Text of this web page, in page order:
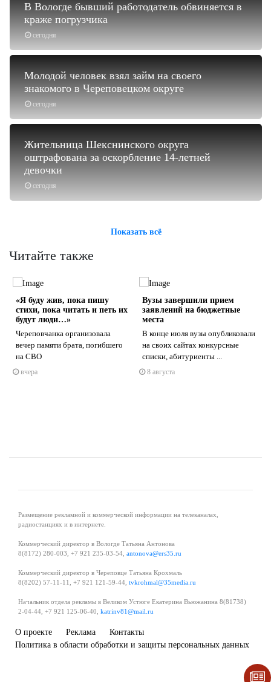
сегодня
В Вологде бывший работодатель обвиняется в
краже погрузчика
сегодня
Молодой человек взял займ на своего
знакомого в Череповецком округе
сегодня
Жительница Шекснинского округа
оштрафована за оскорбление 14-летней
девочки
Показать всё
Читайте также
«Я буду жив, пока пишу
стихи, пока читать и петь их
будут люди…»
Череповчанка организовала
вечер памяти брата, погибшего
на СВО
вчера
Вузы завершили прием
заявлений на бюджетные
места
В конце июля вузы опубликовали
на своих сайтах конкурсные
списки, абитуриенты ...
8 августа
Размещение рекламной и коммерческой информации на телеканалах,
радиостанциях и в интернете.
Коммерческий директор в Вологде Татьяна Антонова
8(8172) 280-003, +7 921 235-03-54, antonova@ers35.ru
Коммерческий директор в Череповце Татьяна Крохмаль
8(8202) 57-11-11, +7 921 121-59-44, tvkrohmal@35media.ru
Начальник отдела рекламы в Великом Устюге Екатерина Вьюжанина 8(81738)
2-04-44, +7 921 125-06-40, katrinv81@mail.ru
О проекте Реклама
Контакты
Политика в области обработки и защиты персональных данных